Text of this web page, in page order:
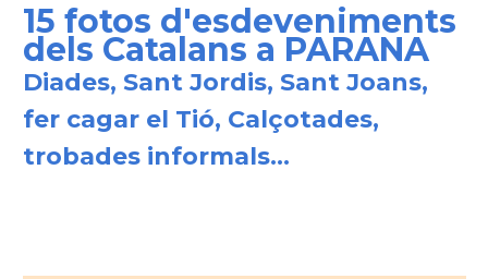
15 fotos d'esdeveniments
dels Catalans a PARANA
Diades, Sant Jordis, Sant Joans,
fer cagar el Tió, Calçotades,
trobades informals...